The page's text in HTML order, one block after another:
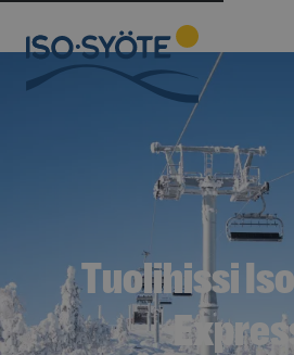
Tuolihissi